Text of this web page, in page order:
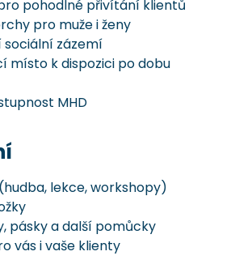
pohodlné přivítání klientů
pro muže i ženy
zázemí
místo k dispozici po dobu
MHD
lekce, workshopy)
pásky a další pomůcky
vás i vaše klienty